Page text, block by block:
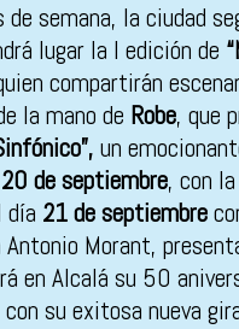
semana, la ciudad
lugar la I edición de
compartirán
la mano de Robe, que
un
20 de septiembre, con
día 21 de septiembre
Morant,
en Alcalá su 50
su exitosa nueva